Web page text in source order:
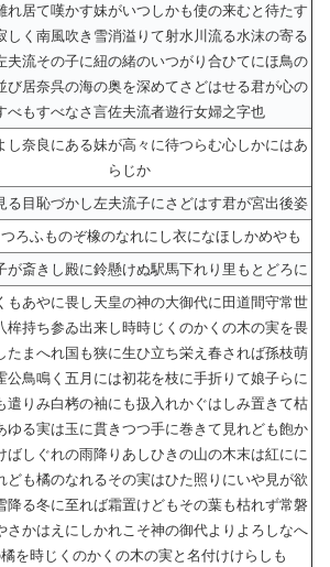
れ居て嘆かす妹がいつしかも使の来むと待たす
しく南風吹き雪消溢りて射水川流る水沫の寄る
夫流その子に紐の緒のいつがり合ひてにほ鳥の
び居奈呉の海の奥を深めてさどはせる君が心の
べもすべなさ言佐夫流者遊行女婦之字也
し奈良にある妹が高々に待つらむ心しかにはあ
らじか
る目恥づかし左夫流子にさどはす君が宮出後姿
ろふものぞ橡のなれにし衣になほしかめやも
が斎きし殿に鈴懸けぬ駅馬下れり里もとどろに
もあやに畏し天皇の神の大御代に田道間守常世
桙持ち参ゐ出来し時時じくのかくの木の実を畏
たまへれ国も狭に生ひ立ち栄え春されば孫枝萌
公鳥鳴く五月には初花を枝に手折りて娘子らに
遣りみ白栲の袖にも扱入れかぐはしみ置きて枯
ゆる実は玉に貫きつつ手に巻きて見れども飽か
ばしぐれの雨降りあしひきの山の木末は紅にに
ども橘のなれるその実はひた照りにいや見が欲
降る冬に至れば霜置けどもその葉も枯れず常磐
さかはえにしかれこそ神の御代よりよろしなへ
橘を時じくのかくの木の実と名付けけらしも